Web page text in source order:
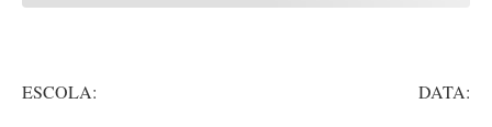
ESCOLA: DATA: